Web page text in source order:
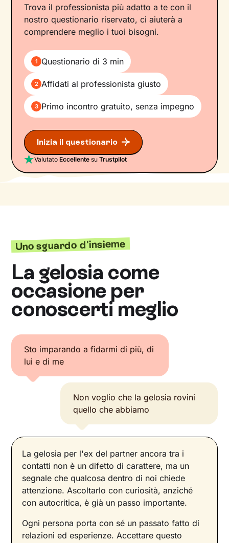
Trova il professionista più adatto a te con il
nostro questionario riservato, ci aiuterà a
comprendere meglio i tuoi bisogni.
1 Questionario di 3 min
2 Affidati al professionista giusto
3 Primo incontro gratuito, senza impegno
Inizia il questionario
ValutatoEccellente suTrustpilot
Uno sguardo d'insieme
La gelosia come
occasione per
conoscerti meglio
Sto imparando a fidarmi di più, di
lui e di me
Non voglio che la gelosia rovini
quello che abbiamo
La gelosia per l'ex del partner ancora tra i
contatti non è un difetto di carattere, ma un
segnale che qualcosa dentro di noi chiede
attenzione. Ascoltarlo con curiosità, anziché
con autocritica, è già un passo importante.
Ogni persona porta con sé un passato fatto di
relazioni ed esperienze. Accettare questo